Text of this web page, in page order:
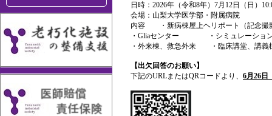
日時：2026年（令和8年）7月12日（日）
会場：山梨大学医学部・附属病院
内容
・新病棟屋上ヘリポート（記念撮
・Gliaセンター ・シミュレーシ
・外来棟、救急外来 ・臨床講堂、講義
【出欠回答のお願い】
下記のURLまたはQRコードより、 6月26日